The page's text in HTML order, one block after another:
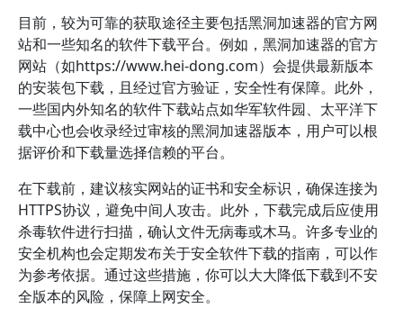
目前，较为可靠的获取途径主要包括黑洞加速器的官方网
站和一些知名的软件下载平台。例如，黑洞加速器的官方
网站（如https://www.hei-dong.com）会提供最新版本
的安装包下载，且经过官方验证，安全性有保障。此外，
一些国内外知名的软件下载站点如华军软件园、太平洋下
载中心也会收录经过审核的黑洞加速器版本，用户可以根
据评价和下载量选择信赖的平台。
在下载前，建议核实网站的证书和安全标识，确保连接为
HTTPS协议，避免中间人攻击。此外，下载完成后应使用
杀毒软件进行扫描，确认文件无病毒或木马。许多专业的
安全机构也会定期发布关于安全软件下载的指南，可以作
为参考依据。通过这些措施，你可以大大降低下载到不安
全版本的风险，保障上网安全。